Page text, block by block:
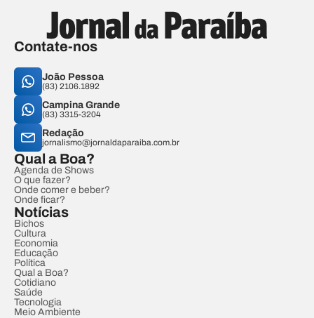
Contate-nos
João Pessoa
(83) 2106.1892
Campina Grande
(83) 3315-3204
Redação
jornalismo@jornaldaparaiba.com.br
Qual a Boa?
Agenda de Shows
O que fazer?
Onde comer e beber?
Onde ficar?
Notícias
Bichos
Cultura
Economia
Educação
Política
Qual a Boa?
Cotidiano
Saúde
Tecnologia
Meio Ambiente